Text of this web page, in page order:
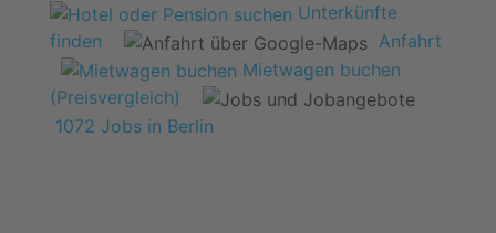
Unterkünfte
finden
Anfahrt
Mietwagen buchen
(Preisvergleich)
1072 Jobs in Berlin